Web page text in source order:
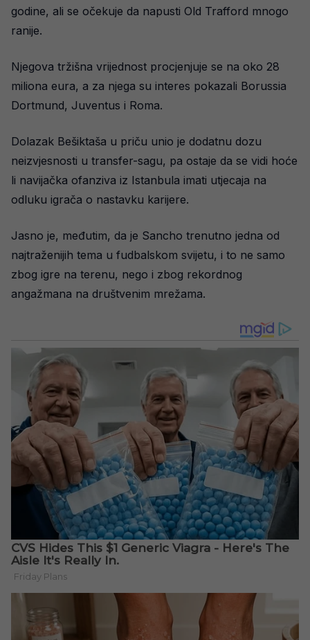
godine, ali se očekuje da napusti Old Trafford mnogo
ranije.
Njegova tržišna vrijednost procjenjuje se na oko 28
miliona eura, a za njega su interes pokazali Borussia
Dortmund, Juventus i Roma.
Dolazak Bešiktaša u priču unio je dodatnu dozu
neizvjesnosti u transfer-sagu, pa ostaje da se vidi hoće
li navijačka ofanziva iz Istanbula imati utjecaja na
odluku igrača o nastavku karijere.
Jasno je, međutim, da je Sancho trenutno jedna od
najtraženijih tema u fudbalskom svijetu, i to ne samo
zbog igre na terenu, nego i zbog rekordnog
angažmana na društvenim mrežama.